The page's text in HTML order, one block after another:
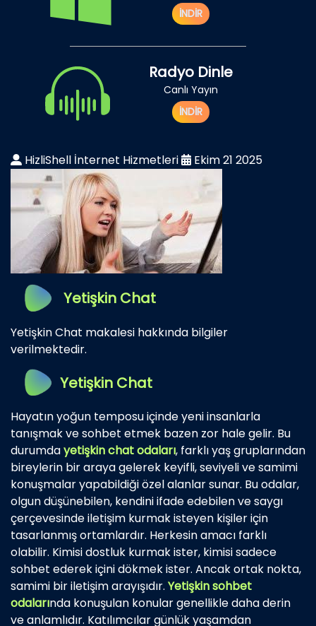
İNDİR
Radyo Dinle
Canlı Yayın
İNDİR
HizliShell İnternet Hizmetleri Ekim 21 2025
Yetişkin Chat
Yetişkin Chat makalesi hakkında bilgiler
verilmektedir.
Yetişkin Chat
Hayatın yoğun temposu içinde yeni insanlarla
tanışmak ve sohbet etmek bazen zor hale gelir. Bu
durumdayetişkin chat odaları, farklı yaş gruplarından
bireylerin bir araya gelerek keyifli, seviyeli ve samimi
konuşmalar yapabildiği özel alanlar sunar. Bu odalar,
olgun düşünebilen, kendini ifade edebilen ve saygı
çerçevesinde iletişim kurmak isteyen kişiler için
tasarlanmış ortamlardır. Herkesin amacı farklı
olabilir. Kimisi dostluk kurmak ister, kimisi sadece
sohbet ederek içini dökmek ister. Ancak ortak nokta,
samimi bir iletişim arayışıdır. Yetişkin sohbet
odalarında konuşulan konular genellikle daha derin
ve anlamlıdır. Katılımcılar günlük yaşamdan